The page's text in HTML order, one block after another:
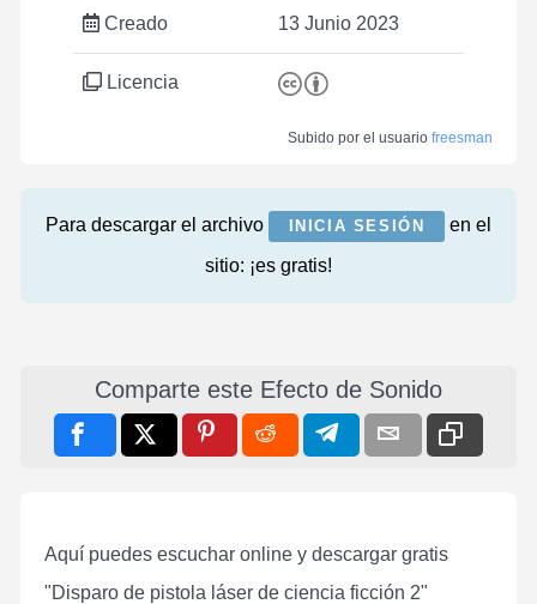
Creado 13 Junio 2023
Licencia
Subido por el usuario freesman
Para descargar el archivo INICIA SESIÓN
en el
sitio: ¡es gratis!
Comparte este Efecto de Sonido
Aquí puedes escuchar online y descargar gratis
"Disparo de pistola láser de ciencia ficción 2"